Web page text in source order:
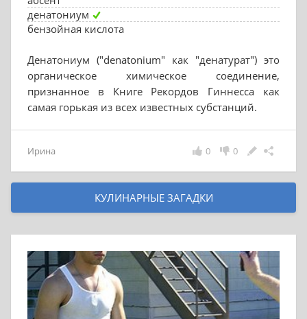
денатониум
бензойная кислота
Денатониум ("denatonium" как "денатурат") это
органическое химическое соединение,
признанное в Книге Рекордов Гиннесса как
самая горькая из всех известных субстанций.
Ирина 0
0
КУЛИНАРНЫЕ ЗАГАДКИ